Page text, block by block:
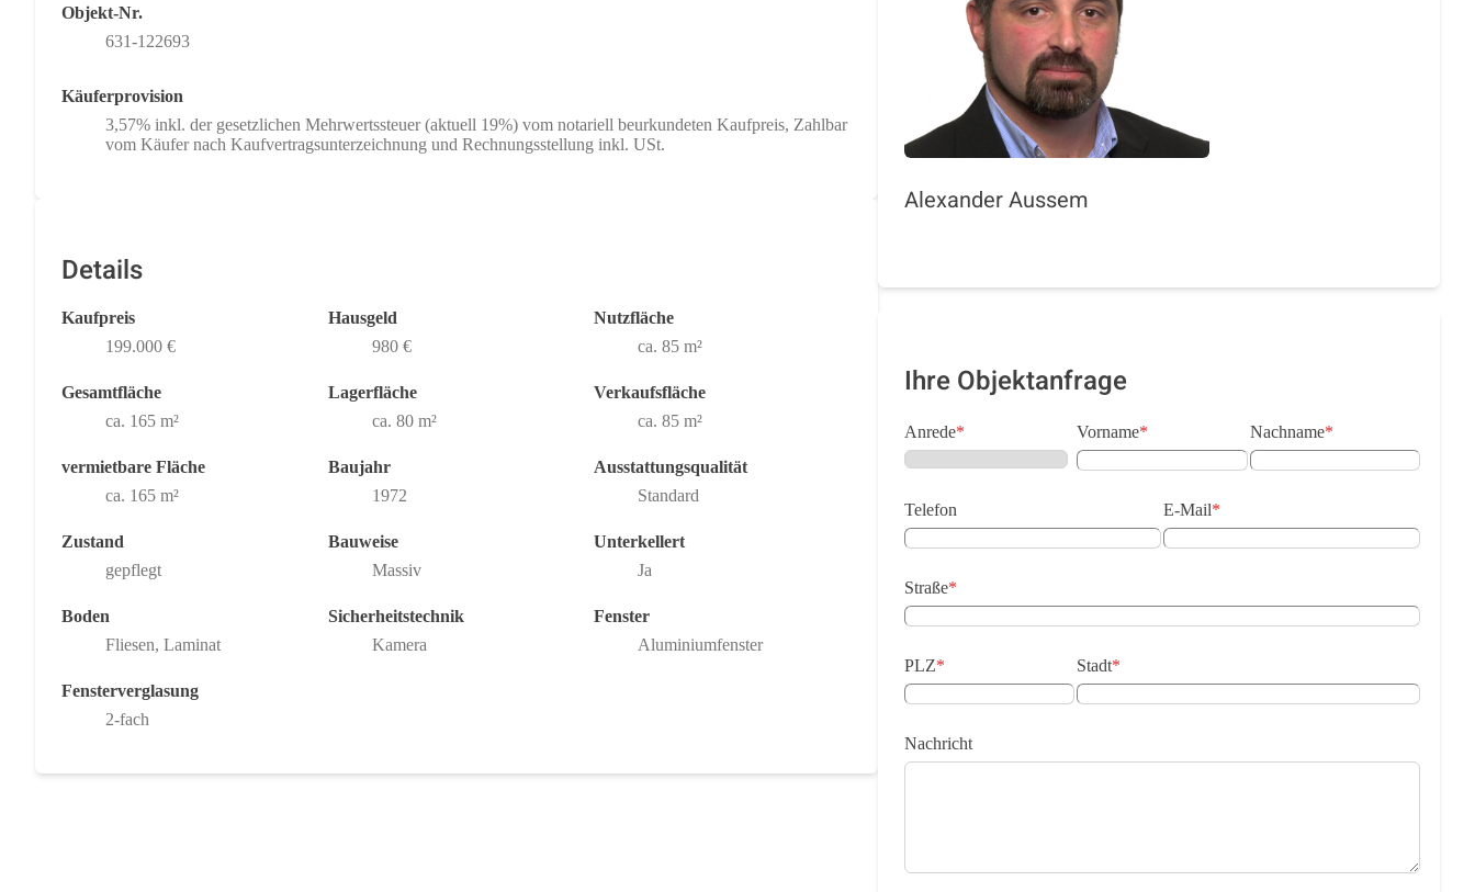
Objekt-Nr.
631-122693
Käuferprovision
3,57% inkl. der gesetzlichen Mehrwertssteuer (aktuell 19%) vom notariell beurkundeten Kaufpreis, Zahlbar
vom Käufer nach Kaufvertragsunterzeichnung und Rechnungsstellung inkl. USt.
Details
Kaufpreis
199.000 €
Hausgeld
980 €
Nutzfläche
ca. 85 m²
Gesamtfläche
ca. 165 m²
Lagerfläche
ca. 80 m²
Verkaufsfläche
ca. 85 m²
vermietbare Fläche
ca. 165 m²
Baujahr
1972
Ausstattungsqualität
Standard
Zustand
gepflegt
Bauweise
Massiv
Unterkellert
Ja
Boden
Fliesen, Laminat
Sicherheitstechnik
Kamera
Fenster
Aluminiumfenster
Fensterverglasung
2-fach
Alexander Aussem
Ihre Objektanfrage
Anrede* Vorname* Nachname*
Telefon E-Mail*
Straße*
PLZ* Stadt*
Nachricht